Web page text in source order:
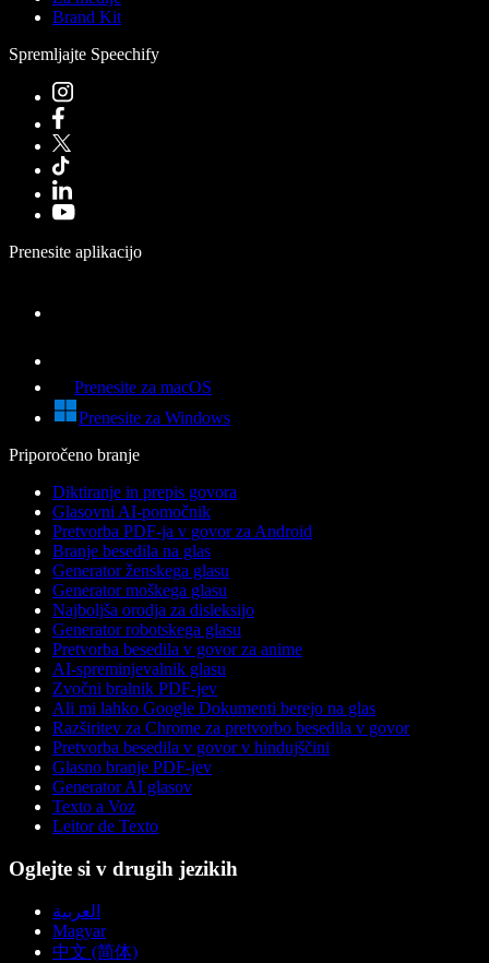
Brand Kit
Spremljajte Speechify
Prenesite aplikacijo
Prenesite za macOS
Prenesite za Windows
Priporočeno branje
Diktiranje in prepis govora
Glasovni AI-pomočnik
Pretvorba PDF-ja v govor za Android
Branje besedila na glas
Generator ženskega glasu
Generator moškega glasu
Najboljša orodja za disleksijo
Generator robotskega glasu
Pretvorba besedila v govor za anime
AI-spreminjevalnik glasu
Zvočni bralnik PDF-jev
Ali mi lahko Google Dokumenti berejo na glas
Razširitev za Chrome za pretvorbo besedila v govor
Pretvorba besedila v govor v hindujščini
Glasno branje PDF-jev
Generator AI glasov
Texto a Voz
Leitor de Texto
Oglejte si v drugih jezikih
العربية
Magyar
中文 (简体)